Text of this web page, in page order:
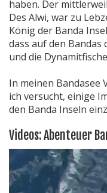
haben. Der
Des Alwi, war zu
König der Banda
dass auf den
und die
In meinen Bandasee
ich versucht, einige
den Banda Inseln
Videos: Abenteuer